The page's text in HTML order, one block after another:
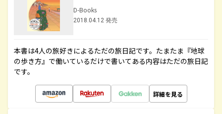
D-Books
2018.04.12 発売
本書は4人の旅好きによるただの旅日記です。たまたま『地球
の歩き方』で働いているだけで書いてある内容はただの旅日記
です。
詳細を見る